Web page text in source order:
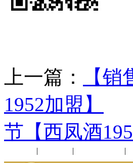
上一篇：
【
1952加盟】
节【西凤酒
| | |